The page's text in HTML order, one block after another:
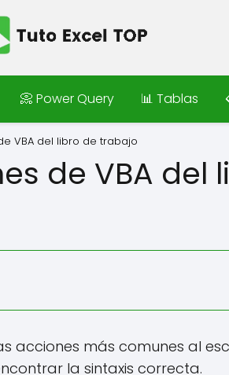
📀 Power Query 📊 Tablas
VBA del libro de trabajo
de VBA del
más comunes al
la sintaxis correcta.